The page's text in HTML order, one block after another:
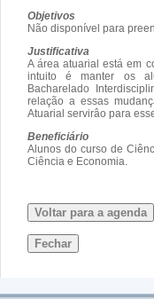
Objetivos
Não disponível para
Justificativa
A área atuarial está em
intuito é manter os
Bacharelado
relação a essas
Atuarial servirâo para
Beneficiário
Alunos do curso de
Ciência e Economia.
Voltar para a agenda
Fechar